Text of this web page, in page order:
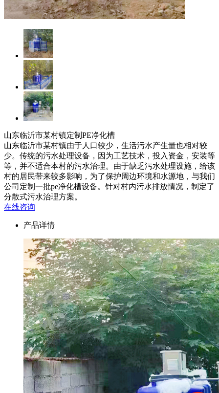
山东临沂市某村镇定制PE净化槽
山东临沂市某村镇由于人口较少，生活污水产生量也相对较
少。传统的污水处理设备，因为工艺技术，投入资金，安装等
等，并不适合本村的污水治理。由于缺乏污水处理设施，给该
村的居民带来较多影响，为了保护周边环境和水源地，与我们
公司定制一批pe净化槽设备。针对村内污水排放情况，制定了
分散式污水治理方案。
在线咨询
产品详情